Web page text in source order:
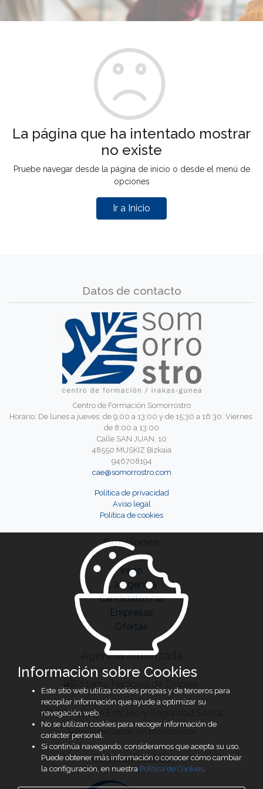
La página que ha intentado mostrar
no existe
Pruebe navegar desde la página de inicio o desde el menú de
opciones
Ir a Inicio
Datos de contacto
Centro de Formación Somorrostro
Horario: De lunes a jueves: de 9:00 a 13:00 y de 15:30 a 16:30. Viernes:
de 8:00 a 13:00
Calle SAN JUAN, 10
48550 MUSKIZ Bizkaia
946708194
cae@somorrostro.com
Política de privacidad
Aviso legal
Política de cookies
Secciones
Inicio
La Agencia
Candidatos/as
Empresas
Ofertas
Agencia autorizada
Agencia de Colocación 1600000091
Colaboradores
Información sobre Cookies
Este sitio web utiliza cookies propias y de terceros para
recopilar información que ayude a optimizar su
navegación web.
No se utilizan cookies para recoger información de
carácter personal.
Si continúa navegando, consideramos que acepta su uso.
Puede obtener más información o conocer cómo cambiar
la configuración, en nuestra Política de Cookies.